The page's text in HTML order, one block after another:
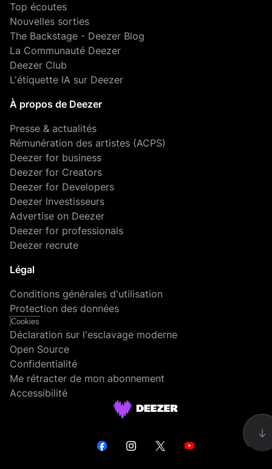
Top écoutes
Nouvelles sorties
The Backstage - Deezer Blog
La Communauté Deezer
Deezer Club
L'étiquette IA sur Deezer
À propos de Deezer
Presse & actualités
Rémunération des artistes (ACPS)
Deezer for business
Deezer for Creators
Deezer for Developers
Deezer Investisseurs
Advertise on Deezer
Deezer for professionals
Deezer recrute
Légal
Conditions générales d'utilisation
Protection des données
Cookies
Déclaration sur l'esclavage moderne
Open Source
Confidentialité
Me rétracter de mon abonnement
Accessibilité